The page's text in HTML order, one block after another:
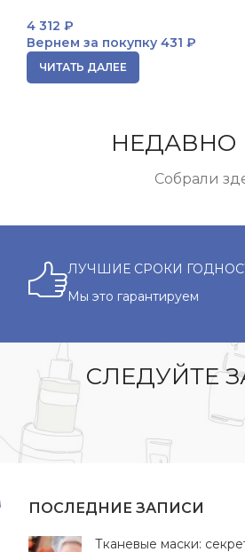
4 312 ₽
Вернем за покупку431 ₽
ЧИТАТЬ ДАЛЕЕ
НЕДАВНО
Собрали
ЛУЧШИЕ СРОКИ
Мы это гарантируем
СЛЕДУЙТЕ
ПОСЛЕДНИЕ ЗАПИСИ
Тканевые маски: